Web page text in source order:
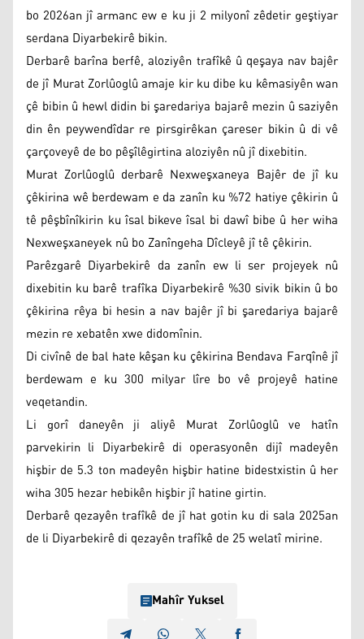
bo 2026an jî armanc ew e ku ji 2 milyonî zêdetir geştiyar
serdana Diyarbekirê bikin.
Derbarê barîna berfê, aloziyên trafîkê û qeşaya nav bajêr
de jî Murat Zorlûoglû amaje kir ku dibe ku kêmasiyên wan
çê bibin û hewl didin bi şaredariya bajarê mezin û saziyên
din ên peywendîdar re pirsgirêkan çareser bikin û di vê
çarçoveyê de bo pêşîlêgirtina aloziyên nû jî dixebitin.
Murat Zorlûoglû derbarê Nexweşxaneya Bajêr de jî ku
çêkirina wê berdewam e da zanîn ku %72 hatiye çêkirin û
tê pêşbînîkirin ku îsal bikeve îsal bi dawî bibe û her wiha
Nexweşxaneyek nû bo Zanîngeha Dîcleyê jî tê çêkirin.
Parêzgarê Diyarbekirê da zanîn ew li ser projeyek nû
dixebitin ku barê trafîka Diyarbekirê %30 sivik bikin û bo
çêkirina rêya bi hesin a nav bajêr jî bi şaredariya bajarê
mezin re xebatên xwe didomînin.
Di civînê de bal hate kêşan ku çêkirina Bendava Farqînê jî
berdewam e ku 300 milyar lîre bo vê projeyê hatine
veqetandin.
Li gorî daneyên ji aliyê Murat Zorlûoglû ve hatîn
parvekirin li Diyarbekirê di operasyonên dijî madeyên
hişbir de 5.3 ton madeyên hişbir hatine bidestxistin û her
wiha 305 hezar hebikên hişbir jî hatine girtin.
Derbarê qezayên trafîkê de jî hat gotin ku di sala 2025an
de li Diyarbekirê di qezayên trafîkê de 25 welatî mirine.
Mahîr Yuksel